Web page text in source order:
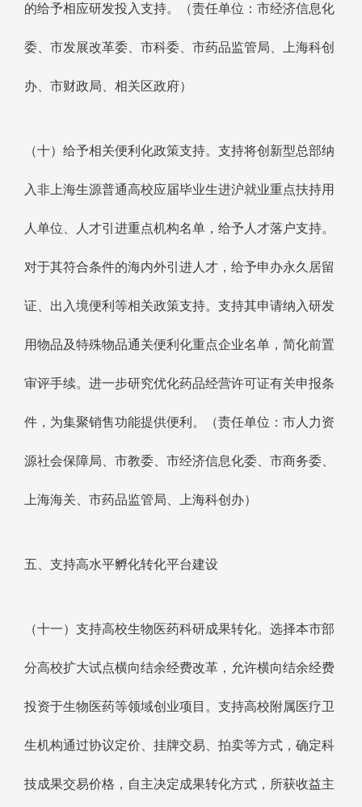
的给予相应研发投入支持。（责任单位：市经济信息化
委、市发展改革委、市科委、市药品监管局、上海科创
办、市财政局、相关区政府）
（十）给予相关便利化政策支持。支持将创新型总部纳
入非上海生源普通高校应届毕业生进沪就业重点扶持用
人单位、人才引进重点机构名单，给予人才落户支持。
对于其符合条件的海内外引进人才，给予申办永久居留
证、出入境便利等相关政策支持。支持其申请纳入研发
用物品及特殊物品通关便利化重点企业名单，简化前置
审评手续。进一步研究优化药品经营许可证有关申报条
件，为集聚销售功能提供便利。（责任单位：市人力资
源社会保障局、市教委、市经济信息化委、市商务委、
上海海关、市药品监管局、上海科创办）
五、支持高水平孵化转化平台建设
（十一）支持高校生物医药科研成果转化。选择本市部
分高校扩大试点横向结余经费改革，允许横向结余经费
投资于生物医药等领域创业项目。支持高校附属医疗卫
生机构通过协议定价、挂牌交易、拍卖等方式，确定科
技成果交易价格，自主决定成果转化方式，所获收益主